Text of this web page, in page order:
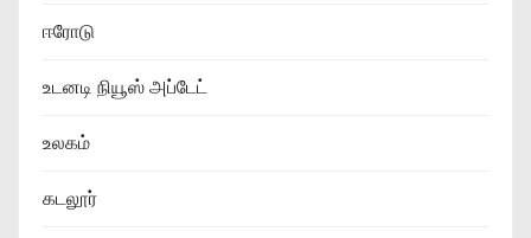
ஈரோடு
உடனடி நியூஸ் அப்டேட்
உலகம்
கடலூர்